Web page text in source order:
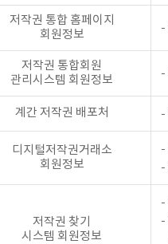
저작권 통합 홈페이지
회원정보
저작권 통합회원
관리시스템 회원정보
계간 저작권 배포처
디지털저작권거래소
회원정보
저작권 찾기
시스템 회원정보